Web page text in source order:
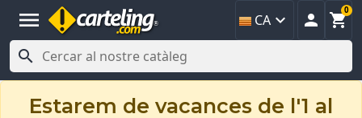
menu CA   
0

Estarem de vacances de l'1 al